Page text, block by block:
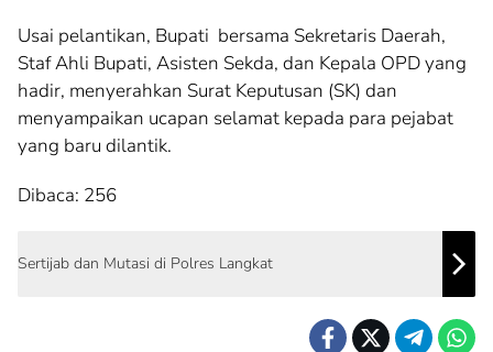
Usai pelantikan, Bupati bersama Sekretaris Daerah,
Staf Ahli Bupati, Asisten Sekda, dan Kepala OPD yang
hadir, menyerahkan Surat Keputusan (SK) dan
menyampaikan ucapan selamat kepada para pejabat
yang baru dilantik.
Dibaca: 256
Sertijab dan Mutasi di Polres Langkat